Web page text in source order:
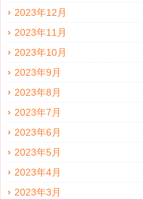
2023年12月
2023年11月
2023年10月
2023年9月
2023年8月
2023年7月
2023年6月
2023年5月
2023年4月
2023年3月